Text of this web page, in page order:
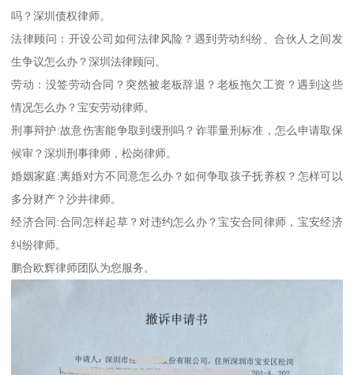
吗？深圳债权律师。
法律顾问：开设公司如何法律风险？遇到劳动纠纷、合伙人之间发
生争议怎么办？深圳法律顾问。
劳动：没签劳动合同？突然被老板辞退？老板拖欠工资？遇到这些
情况怎么办？宝安劳动律师。
刑事辩护:故意伤害能争取到缓刑吗？诈罪量刑标准，怎么申请取保
候审？深圳刑事律师，松岗律师。
婚姻家庭:离婚对方不同意怎么办？如何争取孩子抚养权？怎样可以
多分财产？沙井律师。
经济合同:合同怎样起草？对违约怎么办？宝安合同律师，宝安经济
纠纷律师。
鹏合欧辉律师团队为您服务。